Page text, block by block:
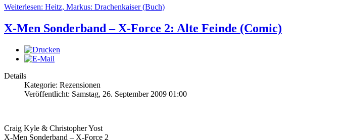
Weiterlesen: Heitz, Markus: Drachenkaiser (Buch)
X-Men Sonderband – X-Force 2: Alte Feinde (Comic)
Details
Kategorie: Rezensionen
Veröffentlicht: Samstag, 26. September 2009 01:00
Craig Kyle & Christopher Yost
X-Men Sonderband – X-Force 2